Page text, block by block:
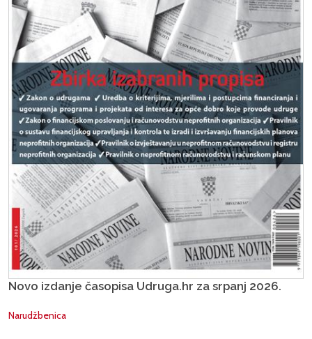
Novo izdanje časopisa Udruga.hr za srpanj 2026.
Narudžbenica